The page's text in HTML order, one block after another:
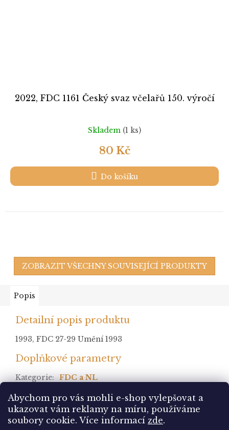
Abychom pro vás mohli e-shop vylepšovat a
ukazovat vám reklamy na míru, používáme
soubory cookie. Více informací zde.
2022, FDC 1161 Český svaz včelařů 150. výročí
Skladem (1 ks)
80 Kč
Do košíku
ZOBRAZIT VŠECHNY SOUVISEJÍCÍ PRODUKTY
Popis
Detailní popis produktu
1993, FDC 27-29 Umění 1993
Doplňkové parametry
Kategorie: FDC a NL